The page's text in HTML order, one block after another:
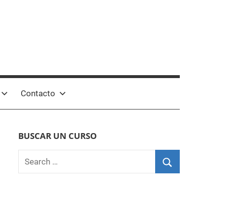
Contacto
BUSCAR UN CURSO
Search
for: